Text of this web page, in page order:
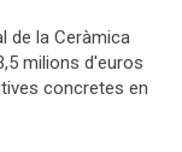
de la Ceràmica
milions d'euros
concretes en